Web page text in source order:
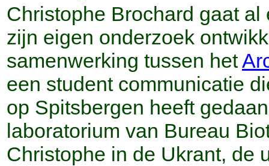
Christophe Brochard gaat
zijn eigen onderzoek
samenwerking tussen het
een student communicatie
op Spitsbergen heeft
laboratorium van Bureau
Christophe in de Ukrant, de